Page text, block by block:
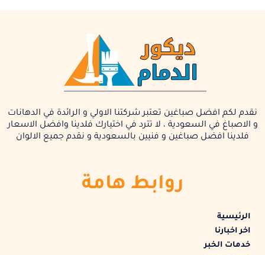
نقدم لكم افضل صباغين تعتبر شركتنا الاولي و الرائدة في الدهانات
و الاصباغ في السعودية ، لا تترد في اختيارك فلدينا وافضل الاسعار
فلدينا افضل صباغين و فنيين بالسعودية و نقدم جميع الالوان
روابط هامة
الرئيسية
اخر اخبارنا
خدمات الخبر